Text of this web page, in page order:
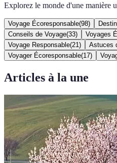
Explorez le monde d'une manière
Voyage Écoresponsable(98)
Conseils de Voyage(33) Voyages
Voyage Responsable(21 ) Astuces
Voyager Écoresponsable(17)
Articles à la une